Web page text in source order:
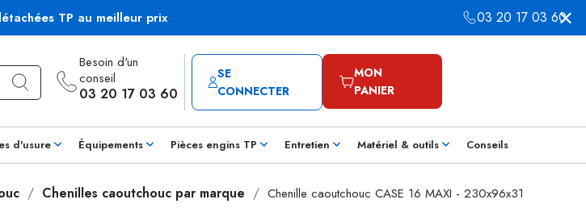
TP au meilleur prix 03 20 17 03 60
Besoin d'un
conseil
03 20 17 03 60
SE
CONNECTER
MON
PANIER
d'usure Équipements Pièces engins TP Entretien Matériel & outils Conseils
Chenilles caoutchouc par marque Chenille caoutchouc CASE 16 MAXI - 230x96x31